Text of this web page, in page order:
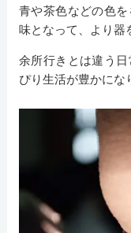
青や茶色などの色
味となって、より器
余所行きとは違う
ぴり生活が豊かにな